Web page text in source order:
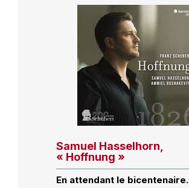
Samuel Hasselhorn,
« Hoffnung »
En attendant le